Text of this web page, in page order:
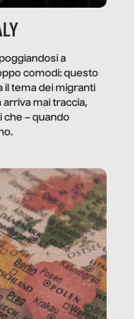
a
comodi: questo
il tema dei migranti
mai traccia,
che – quando